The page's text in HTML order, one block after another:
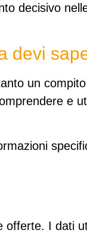
decisivo
devi
un
e
offerte. I dati